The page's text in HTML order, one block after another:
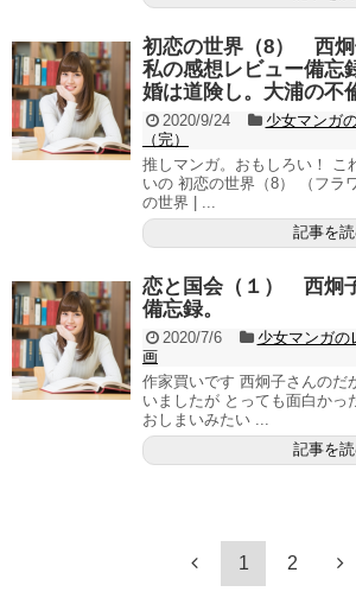
初恋の世界（8） 西
私の感想レビュー備忘
婚は道険し。大浦の不
2020/9/24 少女マンガ
（完）
推しマンガ。おもしろい！ こ
いの 初恋の世界（8） （フラ
の世界 | ...
記事を
恋と国会（１） 西炯
備忘録。
2020/7/6 少女マンガの
画
作家買いです 西炯子さんのだ
いましたが とっても面白かっ
おしまいみたい ...
記事を
1 2